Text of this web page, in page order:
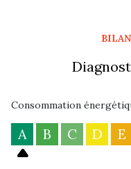
Consommation
A B C D E